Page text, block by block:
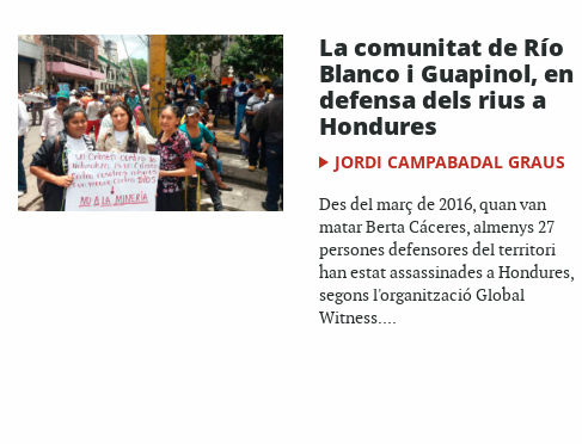
La comunitat de Río
Blanco i Guapinol, en
defensa dels rius a
Hondures
JORDI CAMPABADAL GRAUS
Des del març de 2016, quan van
matar Berta Cáceres, almenys 27
persones defensores del territori
han estat assassinades a Hondures,
segons l'organització Global
Witness....